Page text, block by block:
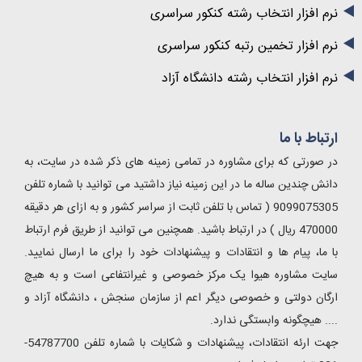
نرم افزار انتخاب رشته کنکور سراسری
نرم افزار تخمین رتبه کنکور سراسری
نرم افزار انتخاب رشته دانشگاه آزاد
ارتباط با ما
در صورتی که برای مشاوره در تمامی زمینه های ذکر شده در سایت، به
دانش چندین ساله ما در این زمینه نیاز داشتید می توانید با شماره تلفن
9099075305 ( تماس با تلفن ثابت از سراسر کشور و به ازای هر دقیقه
470000 ریال ) در ارتباط باشید. همچنین می توانید از طریق فرم ارتباط
با ما، پیام ها و انتقادات و پیشنهادات خود را برای ما ارسال نمایید.
سایت مشاوره هیوا یک مرکز خصوصی و غیرانتفاعی است و به هیچ
ارگان دولتی و خصوصی دیگر اعم از سازمان سنجش ، دانشگاه آزاد و
.... هیچگونه وابستگی ندارد.
جهت ارئه انتقادات، پیشنهادات و شکایات با شماره تلفن 54787700-
✖
در مورد این مطلبسوالی داری؟ 👇